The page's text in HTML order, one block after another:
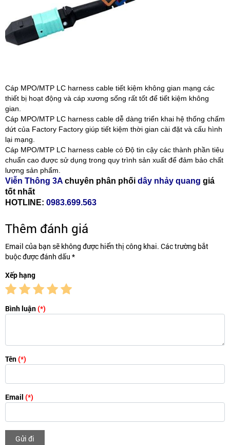
Cáp MPO/MTP LC harness cable tiết kiệm không gian mạng các
thiết bị hoạt động và cáp xương sống rất tốt để tiết kiệm không
gian.
Cáp MPO/MTP LC harness cable dễ dàng triển khai hệ thống chấm
dứt của Factory Factory giúp tiết kiệm thời gian cài đặt và cấu hình
lại mạng.
Cáp MPO/MTP LC harness cable có Độ tin cậy các thành phần tiêu
chuẩn cao được sử dụng trong quy trình sản xuất để đảm bảo chất
lượng sản phẩm.
Viễn Thông 3A chuyên phân phối dây nhảy quang giá
tốt nhất
HOTLINE: 0983.699.563
Thêm đánh giá
Email của bạn sẽ không được hiển thị công khai. Các trường bắt
buộc được đánh dấu *
Xếp hạng
Bình luận(*)
Tên(*)
Email (*)
Gửi đi